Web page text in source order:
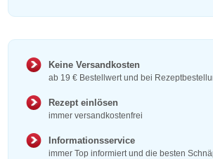
Keine Versandkosten
ab 19 € Bestellwert und bei
Rezept einlösen
immer versandkostenfrei
Informationsservice
immer Top informiert und die besten